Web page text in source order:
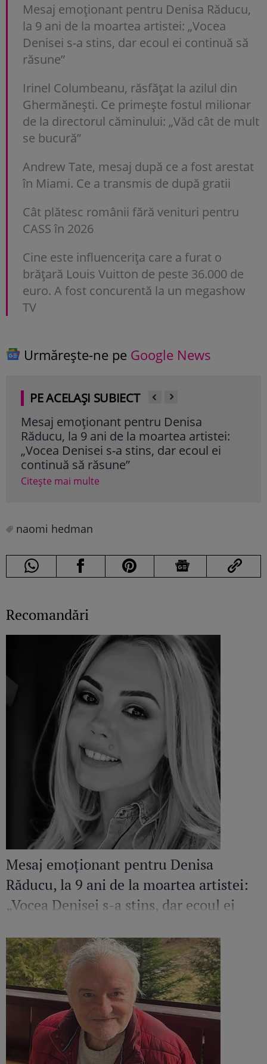
Mesaj emoționant pentru Denisa Răducu,
la 9 ani de la moartea artistei: „Vocea
Denisei s-a stins, dar ecoul ei continuă să
răsune”
Irinel Columbeanu, răsfățat la azilul din
Ghermănești. Ce primește fostul milionar
de la directorul căminului: „Văd cât de mult
se bucură”
Andrew Tate, mesaj după ce a fost arestat
în Miami. Ce a transmis de după gratii
Cât plătesc românii fără venituri pentru
CASS în 2026
Cine este influencerița care a furat o
brățară Louis Vuitton de peste 36.000 de
euro. A fost concurentă la un megashow
TV
Urmărește-ne pe Google News
PE ACELAȘI SUBIECT
Mesaj emoționant pentru Denisa
Răducu, la 9 ani de la moartea artistei:
„Vocea Denisei s-a stins, dar ecoul ei
continuă să răsune”
Citește mai multe
naomi hedman
Recomandări
Mesaj emoționant pentru Denisa
Răducu, la 9 ani de la moartea artistei:
„Vocea Denisei s-a stins, dar ecoul ei